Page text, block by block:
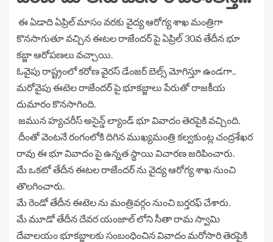
ఈ ఏడాది ఏప్రిల్ మాసం వరకు వైద్య ఆరోగ్య శాఖ మంత్రిగా
కొనసాగుతూ వచ్చిన ఈటల రాజేందర్ పై ఏప్రిల్ 30వ తేదీన భూ
కబ్జా ఆరోపణలు వచ్చాయి.
ఓవైపు రాష్ట్రంలో కరోణ వైరస్ డేంజర్ బెల్స్ మోగిస్తూ ఉండగా..
మరోవైపు ఈటెల రాజేందర్ పై భూకబ్జాలు పేరుతో రాజకీయ
దుమారం కొనసాగింది.
జమున హ్యచరీస్ అసైన్డ్ ల్యాండ్ భూ వివాదం తెరపైకి వచ్చింది.
దీంతో వెంటనే రంగంలోకి దిగిన ముఖ్యమంత్రి కల్వకుంట్ల చంద్రశేఖర
రావు ఈ భూ వివాదం పై ఉన్నత స్థాయి విచారణ జరిపించారు.
మే ఒకటో తేదీన ఈటల రాజేందర్ ను వైద్య ఆరోగ్య శాఖ నుంచి
తొలగించారు.
మే రెండో తేదీన ఈటెల ను మంత్రివర్గం నుంచి బర్తరఫ్ చేశారు.
మే మూడో తేదీన దేవర యంజాల్ లోని సీతా రామ స్వామి
దేవాలయం భూకబ్జాలకు సంబంధించిన వివాదం మరోసారి తెరపైకి